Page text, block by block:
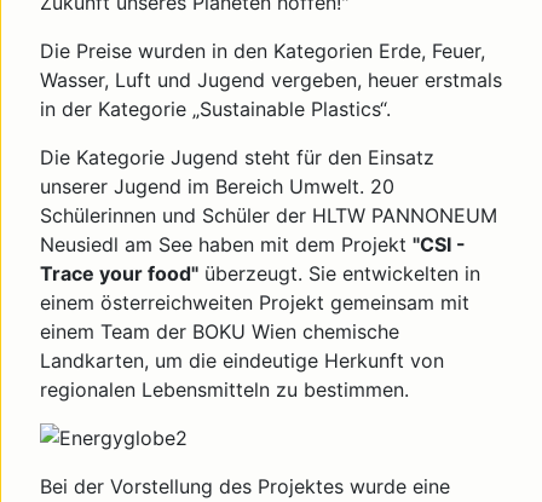
Die Preise wurden in den Kategorien Erde, Feuer,
Wasser, Luft und Jugend vergeben, heuer erstmals
in der Kategorie „Sustainable Plastics“.
Die Kategorie Jugend steht für den Einsatz
unserer Jugend im Bereich Umwelt. 20
Schülerinnen und Schüler der HLTW PANNONEUM
Neusiedl am See haben mit dem Projekt "CSI -
Trace your food" überzeugt. Sie entwickelten in
einem österreichweiten Projekt gemeinsam mit
einem Team der BOKU Wien chemische
Landkarten, um die eindeutige Herkunft von
regionalen Lebensmitteln zu bestimmen.
Bei der Vorstellung des Projektes wurde eine